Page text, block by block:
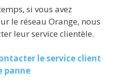
si vous avez
le réseau Orange, nous
leur service clientèle.
le service client
panne